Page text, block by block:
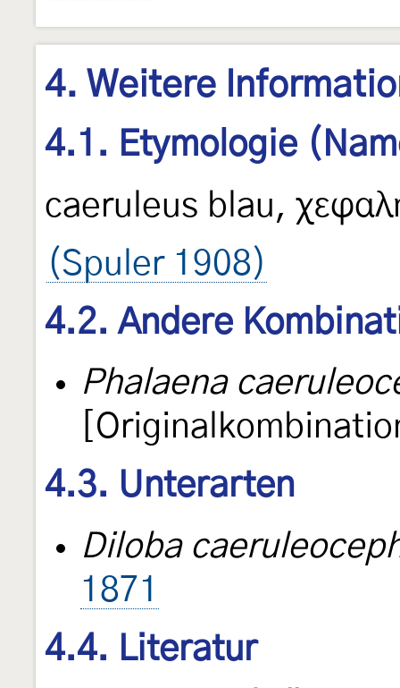
4. Weitere
4.1. Etymologie
caeruleus blau,
(Spuler 1908)
4.2. Andere
Phalaena
4.3. Unterarten
Diloba
1871
4.4. Literatur